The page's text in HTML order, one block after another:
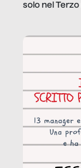
solo nel